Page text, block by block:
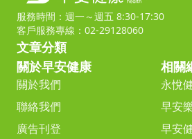
服務時間：週一～週五 8:30-17:30
客戶服務專線：02-29128060
文章分類
關於早安健康
關於我們
聯絡我們
廣告刊登
相關
永悅
早安
早安